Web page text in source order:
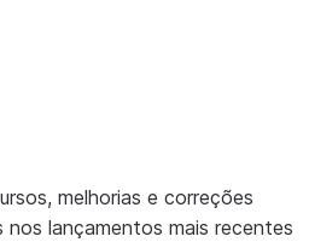
melhorias e correções
lançamentos mais recentes